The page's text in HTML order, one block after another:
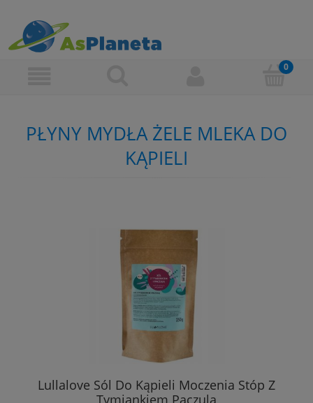
PŁYNY MYDŁA ŻELE MLEKA DO
KĄPIELI
Lullalove Sól Do Kąpieli Moczenia Stóp Z